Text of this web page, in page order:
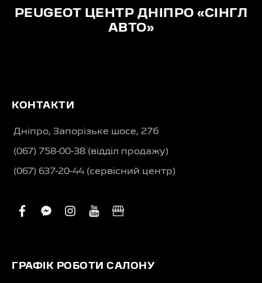
PEUGEOT ЦЕНТР ДНІПРО «СІНГЛ
АВТО»
КОНТАКТИ
Дніпро, Запорізьке шосе, 27б
(067) 758-00-38 (вiддiл продажу)
(067) 637-20-44 (сервісний центр)
facebook
facebook-
instagram
youtube
business
ГРАФІК РОБОТИ САЛОНУ